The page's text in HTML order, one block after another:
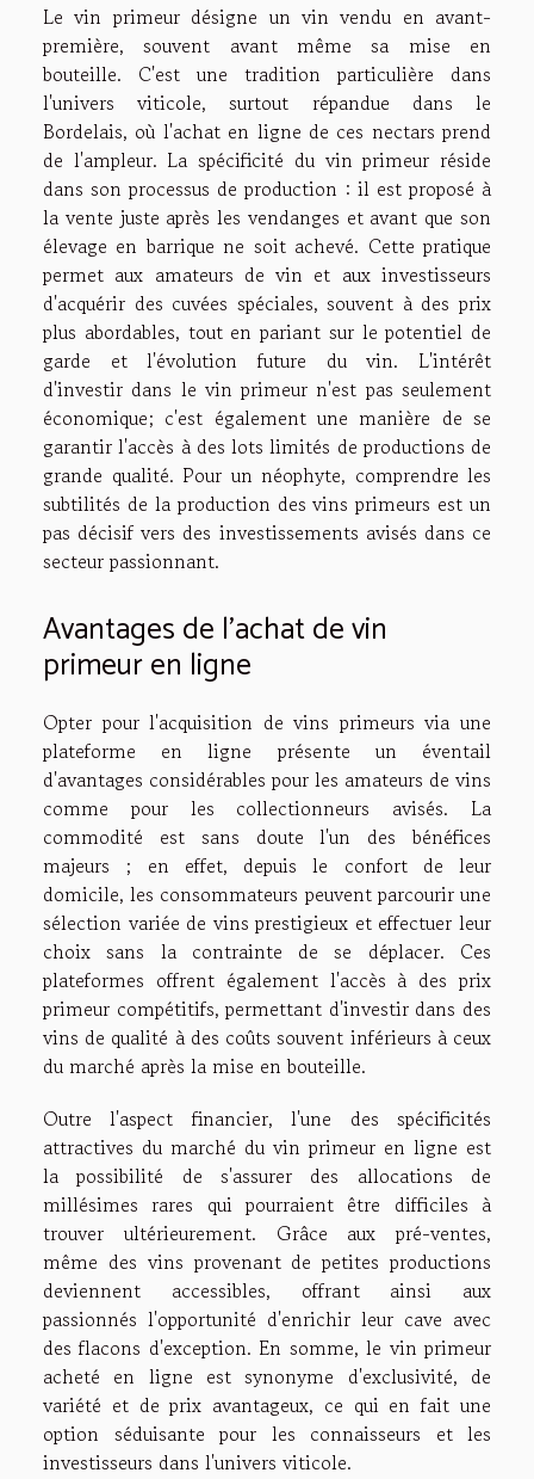
Le vin primeur désigne un vin vendu en avant-
première, souvent avant même sa mise en
bouteille. C'est une tradition particulière dans
l'univers viticole, surtout répandue dans le
Bordelais, où l'achat en ligne de ces nectars prend
de l'ampleur. La spécificité du vin primeur réside
dans son processus de production : il est proposé à
la vente juste après les vendanges et avant que son
élevage en barrique ne soit achevé. Cette pratique
permet aux amateurs de vin et aux investisseurs
d'acquérir des cuvées spéciales, souvent à des prix
plus abordables, tout en pariant sur le potentiel de
garde et l'évolution future du vin. L'intérêt
d'investir dans le vin primeur n'est pas seulement
économique; c'est également une manière de se
garantir l'accès à des lots limités de productions de
grande qualité. Pour un néophyte, comprendre les
subtilités de la production des vins primeurs est un
pas décisif vers des investissements avisés dans ce
secteur passionnant.
Avantages de l'achat de vin
primeur en ligne
Opter pour l'acquisition de vins primeurs via une
plateforme en ligne présente un éventail
d'avantages considérables pour les amateurs de vins
comme pour les collectionneurs avisés. La
commodité est sans doute l'un des bénéfices
majeurs ; en effet, depuis le confort de leur
domicile, les consommateurs peuvent parcourir une
sélection variée de vins prestigieux et effectuer leur
choix sans la contrainte de se déplacer. Ces
plateformes offrent également l'accès à des prix
primeur compétitifs, permettant d'investir dans des
vins de qualité à des coûts souvent inférieurs à ceux
du marché après la mise en bouteille.
Outre l'aspect financier, l'une des spécificités
attractives du marché du vin primeur en ligne est
la possibilité de s'assurer des allocations de
millésimes rares qui pourraient être difficiles à
trouver ultérieurement. Grâce aux pré-ventes,
même des vins provenant de petites productions
deviennent accessibles, offrant ainsi aux
passionnés l'opportunité d'enrichir leur cave avec
des flacons d'exception. En somme, le vin primeur
acheté en ligne est synonyme d'exclusivité, de
variété et de prix avantageux, ce qui en fait une
option séduisante pour les connaisseurs et les
investisseurs dans l'univers viticole.